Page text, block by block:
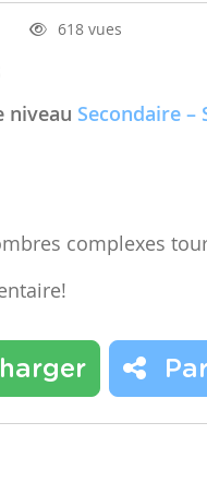
618 vues
niveau Secondaire –
complexes